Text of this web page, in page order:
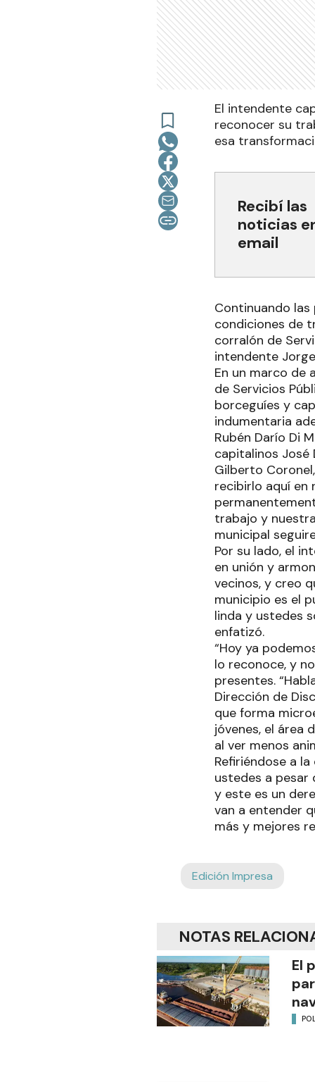
El intendente
reconocer su
esa
Recibí las
noticias
email
Continuando
condiciones de
corralón de
intendente
En un marco de
de Servicios
borceguíes y
indumentaria
Rubén Darío Di
capitalinos José
Gilberto
recibirlo aquí en
trabajo y
municipal
Por su lado, el
en unión y
vecinos, y creo
municipio es el
linda y ustedes
enfatizó.
“Hoy ya
lo reconoce, y
presentes.
Dirección de
que forma
jóvenes, el área
al ver menos
Refiriéndose a
ustedes a pesar
y este es un
van a entender
más y mejores
Edición Impresa
NOTAS
El